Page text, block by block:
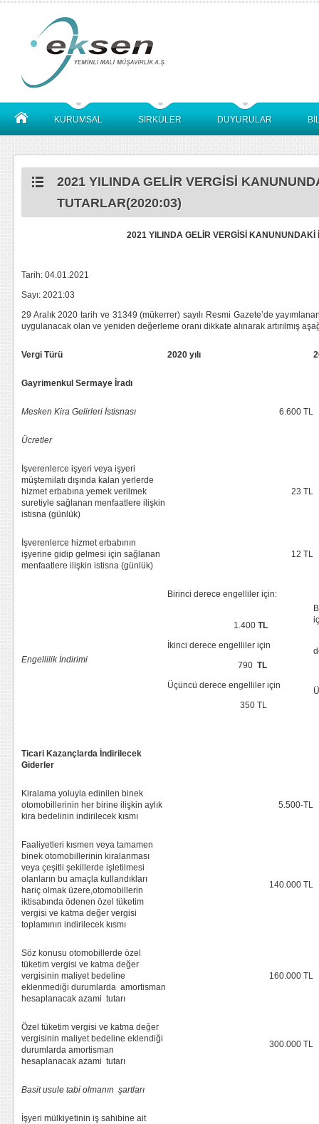
KURUMSAL SİRKÜLER DUYURULAR
2021 YILINDA GELİR VERGİSİ
TUTARLAR(2020:03)
2021 YILINDA GELİR VERGİSİ
Tarih: 04.01.2021
Sayı: 2021:03
29 Aralık 2020 tarih ve 31349 (mükerrer) sayılı Resmi Gazete’de
uygulanacak olan ve yeniden değerleme oranı dikkate alınarak artırılmış
Vergi Türü 2020 yılı
Gayrimenkul Sermaye İradı
Mesken Kira Gelirleri İstisnası 6.600 TL
Ücretler
İşverenlerce işyeri veya işyeri
müştemilatı dışında kalan yerlerde
hizmet erbabına yemek verilmek
suretiyle sağlanan menfaatlere ilişkin
istisna (günlük)
23 TL
İşverenlerce hizmet erbabının
işyerine gidip gelmesi için sağlanan
menfaatlere ilişkin istisna (günlük)
12 TL
Engellilik İndirimi
Birinci derece engelliler için:
1.400 TL
İkinci derece engelliler için
790 TL
Üçüncü derece engelliler için
350 TL
Ticari Kazançlarda İndirilecek
Giderler
Kiralama yoluyla edinilen binek
otomobillerinin her birine ilişkin aylık
kira bedelinin indirilecek kısmı
5.500-TL
Faaliyetleri kısmen veya tamamen
binek otomobillerinin kiralanması
veya çeşitli şekillerde işletilmesi
olanların bu amaçla kullandıkları
hariç olmak üzere,otomobillerin
iktisabında ödenen özel tüketim
vergisi ve katma değer vergisi
toplamının indirilecek kısmı
140.000 TL
Söz konusu otomobillerde özel
tüketim vergisi ve katma değer
vergisinin maliyet bedeline
eklenmediği durumlarda amortisman
hesaplanacak azami tutarı
160.000 TL
Özel tüketim vergisi ve katma değer
vergisinin maliyet bedeline eklendiği
durumlarda amortisman
hesaplanacak azami tutarı
300.000 TL
Basit usule tabi olmanın şartları
İşyeri mülkiyetinin iş sahibine ait